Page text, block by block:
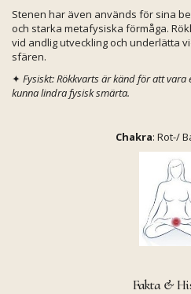
Stenen har även används för sina
och starka metafysiska förmåga.
vid andlig utveckling och underlätta
sfären.
✦ Fysiskt: Rökkvarts är känd för att
kunna lindra fysisk smärta.
Chakra: Rot-/
Fakta &